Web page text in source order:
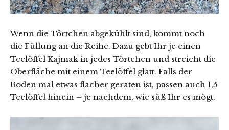
Wenn die Törtchen abgekühlt sind, kommt noch
die Füllung an die Reihe. Dazu gebt Ihr je einen
Teelöffel Kajmak in jedes Törtchen und streicht die
Oberfläche mit einem Teelöffel glatt. Falls der
Boden mal etwas flacher geraten ist, passen auch 1,5
Teelöffel hinein – je nachdem, wie süß Ihr es mögt.